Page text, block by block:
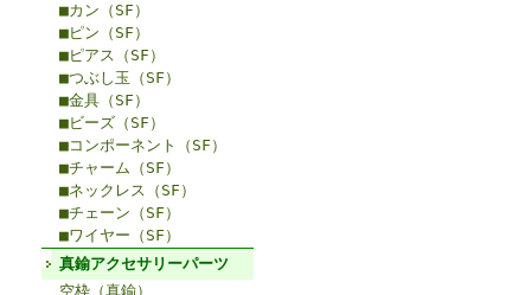
■カン（SF）
■ピン（SF）
■ピアス（SF）
■つぶし玉（SF）
■金具（SF）
■ビーズ（SF）
■コンポーネント（SF）
■チャーム（SF）
■ネックレス（SF）
■チェーン（SF）
■ワイヤー（SF）
真鍮アクセサリーパーツ
空枠（真鍮）